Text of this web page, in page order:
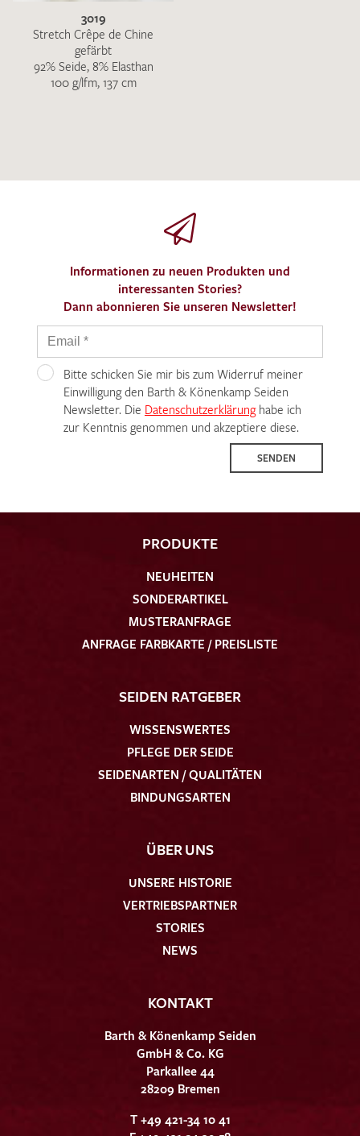
3019
Stretch Crêpe de Chine
gefärbt
92% Seide, 8% Elasthan
100 g/lfm, 137 cm
Informationen zu neuen Produkten und
interessanten Stories?
Dann abonnieren Sie unseren Newsletter!
Bitte schicken Sie mir bis zum Widerruf meiner
Einwilligung den Barth & Könenkamp Seiden
Newsletter. Die Datenschutzerklärunghabe ich
zur Kenntnis genommen und akzeptiere diese.
SENDEN
PRODUKTE
NEUHEITEN
SONDERARTIKEL
MUSTERANFRAGE
ANFRAGE FARBKARTE / PREISLISTE
SEIDEN RATGEBER
WISSENSWERTES
PFLEGE DER SEIDE
SEIDENARTEN / QUALITÄTEN
BINDUNGSARTEN
ÜBER UNS
UNSERE HISTORIE
VERTRIEBSPARTNER
STORIES
NEWS
KONTAKT
Barth & Könenkamp Seiden
GmbH & Co. KG
Parkallee 44
28209 Bremen
T +49 421-34 10 41